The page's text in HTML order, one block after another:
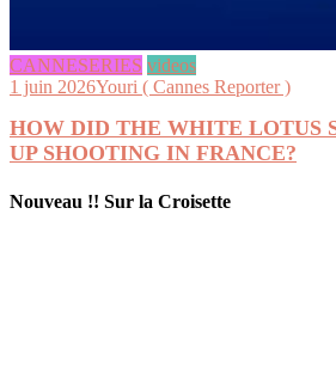
CANNESERIES videos
1 juin 2026Youri ( Cannes Reporter )
HOW DID THE WHITE LOTUS
UP SHOOTING IN FRANCE?
Nouveau !! Sur la Croisette